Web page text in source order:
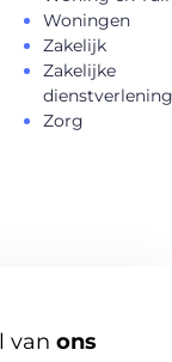
Woningen
Zakelijk
Zakelijke
Zorg
van ons